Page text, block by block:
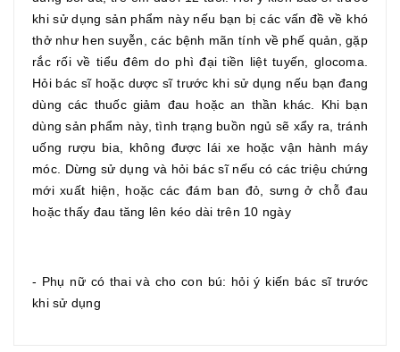
khi sử dụng sản phẩm này nếu bạn bị các vấn đề về khó
thở như hen suyễn, các bệnh mãn tính về phế quản, gặp
rắc rối về tiểu đêm do phì đại tiền liệt tuyến, glocoma.
Hỏi bác sĩ hoặc dược sĩ trước khi sử dụng nếu bạn đang
dùng các thuốc giảm đau hoặc an thần khác. Khi bạn
dùng sản phẩm này, tình trạng buồn ngủ sẽ xẩy ra, tránh
uống rượu bia, không được lái xe hoặc vận hành máy
móc. Dừng sử dụng và hỏi bác sĩ nếu có các triệu chứng
mới xuất hiện, hoặc các đám ban đỏ, sưng ở chỗ đau
hoặc thấy đau tăng lên kéo dài trên 10 ngày
- Phụ nữ có thai và cho con bú: hỏi ý kiến bác sĩ trước
khi sử dụng